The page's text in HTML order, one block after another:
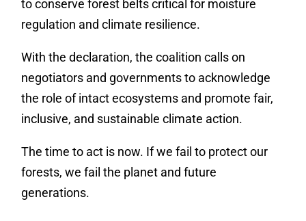
to conserve forest belts critical for moisture
regulation and climate resilience.
With the declaration, the coalition calls on
negotiators and governments to acknowledge
the role of intact ecosystems and promote fair,
inclusive, and sustainable climate action.
The time to act is now. If we fail to protect our
forests, we fail the planet and future
generations.